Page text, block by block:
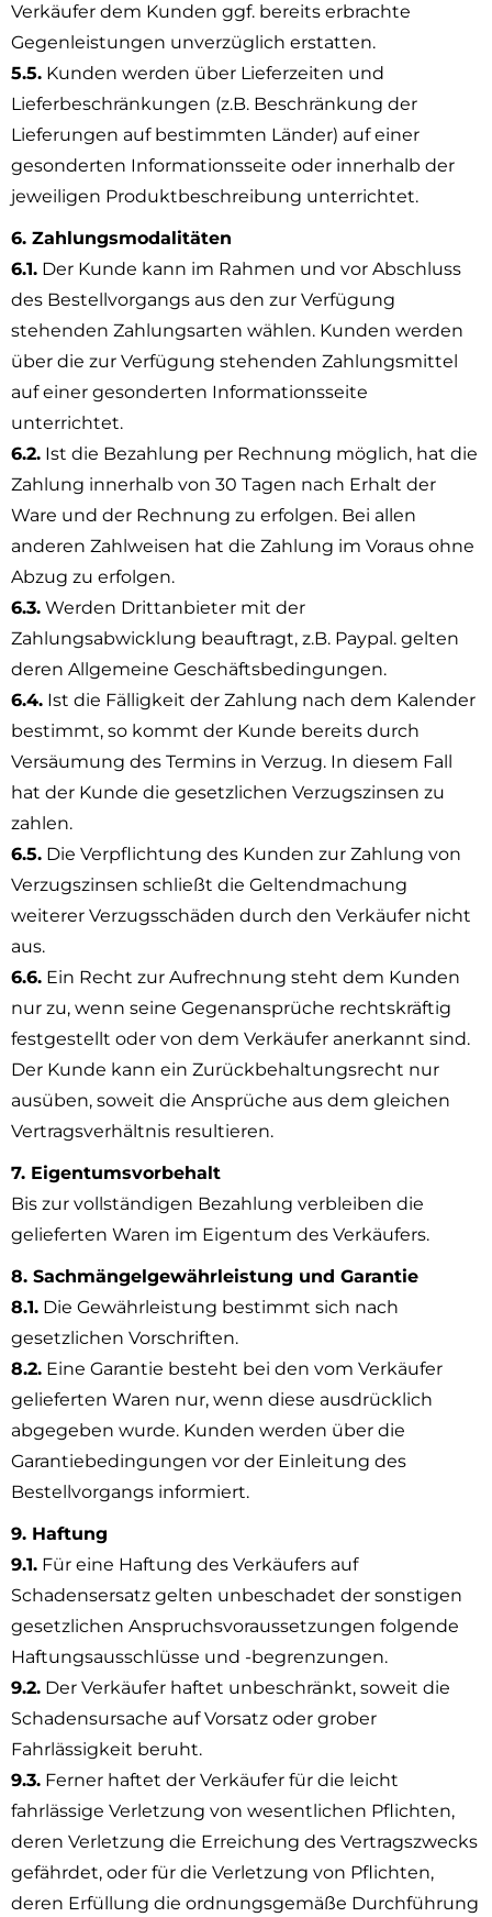
Verkäufer dem Kunden ggf. bereits erbrachte
Gegenleistungen unverzüglich erstatten.
5.5. Kunden werden über Lieferzeiten und
Lieferbeschränkungen (z.B. Beschränkung der
Lieferungen auf bestimmten Länder) auf einer
gesonderten Informationsseite oder innerhalb der
jeweiligen Produktbeschreibung unterrichtet.
6. Zahlungsmodalitäten
6.1. Der Kunde kann im Rahmen und vor Abschluss
des Bestellvorgangs aus den zur Verfügung
stehenden Zahlungsarten wählen. Kunden werden
über die zur Verfügung stehenden Zahlungsmittel
auf einer gesonderten Informationsseite
unterrichtet.
6.2. Ist die Bezahlung per Rechnung möglich, hat die
Zahlung innerhalb von 30 Tagen nach Erhalt der
Ware und der Rechnung zu erfolgen. Bei allen
anderen Zahlweisen hat die Zahlung im Voraus ohne
Abzug zu erfolgen.
6.3. Werden Drittanbieter mit der
Zahlungsabwicklung beauftragt, z.B. Paypal. gelten
deren Allgemeine Geschäftsbedingungen.
6.4. Ist die Fälligkeit der Zahlung nach dem Kalender
bestimmt, so kommt der Kunde bereits durch
Versäumung des Termins in Verzug. In diesem Fall
hat der Kunde die gesetzlichen Verzugszinsen zu
zahlen.
6.5. Die Verpflichtung des Kunden zur Zahlung von
Verzugszinsen schließt die Geltendmachung
weiterer Verzugsschäden durch den Verkäufer nicht
aus.
6.6. Ein Recht zur Aufrechnung steht dem Kunden
nur zu, wenn seine Gegenansprüche rechtskräftig
festgestellt oder von dem Verkäufer anerkannt sind.
Der Kunde kann ein Zurückbehaltungsrecht nur
ausüben, soweit die Ansprüche aus dem gleichen
Vertragsverhältnis resultieren.
7. Eigentumsvorbehalt
Bis zur vollständigen Bezahlung verbleiben die
gelieferten Waren im Eigentum des Verkäufers.
8. Sachmängelgewährleistung und Garantie
8.1. Die Gewährleistung bestimmt sich nach
gesetzlichen Vorschriften.
8.2. Eine Garantie besteht bei den vom Verkäufer
gelieferten Waren nur, wenn diese ausdrücklich
abgegeben wurde. Kunden werden über die
Garantiebedingungen vor der Einleitung des
Bestellvorgangs informiert.
9. Haftung
9.1. Für eine Haftung des Verkäufers auf
Schadensersatz gelten unbeschadet der sonstigen
gesetzlichen Anspruchsvoraussetzungen folgende
Haftungsausschlüsse und -begrenzungen.
9.2. Der Verkäufer haftet unbeschränkt, soweit die
Schadensursache auf Vorsatz oder grober
Fahrlässigkeit beruht.
9.3. Ferner haftet der Verkäufer für die leicht
fahrlässige Verletzung von wesentlichen Pflichten,
deren Verletzung die Erreichung des Vertragszwecks
gefährdet, oder für die Verletzung von Pflichten,
deren Erfüllung die ordnungsgemäße Durchführung